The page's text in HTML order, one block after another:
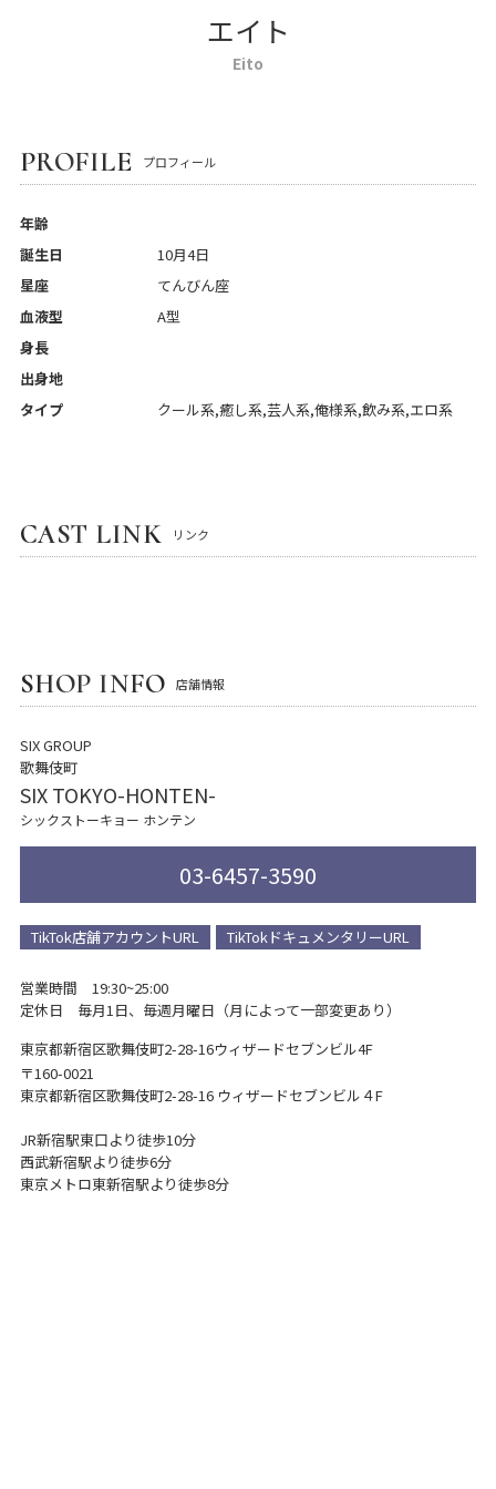
エイト
Eito
PROFILE プロフィール
年齢
誕生日
10月4日
星座
てんびん座
血液型
A型
身長
出身地
タイプ
クール系,癒し系,芸人系,俺様系,飲み系,エロ系
CAST LINK リンク
SHOP INFO 店舗情報
SIX GROUP
歌舞伎町
SIX TOKYO-HONTEN-
シックストーキョー ホンテン
03-6457-3590
TikTok店舗アカウントURL TikTokドキュメンタリーURL
営業時間 19:30~25:00
定休日 毎月1日、毎週月曜日（月によって一部変更あり）
東京都新宿区歌舞伎町2-28-16ウィザードセブンビル4F
〒160-0021
東京都新宿区歌舞伎町2-28-16 ウィザードセブンビル４F
JR新宿駅東口より徒歩10分
西武新宿駅より徒歩6分
東京メトロ東新宿駅より徒歩8分